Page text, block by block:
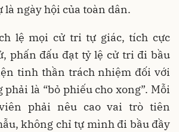
là ngày hội của toàn dân.
lệ mọi cử tri tự giác, tích cực
phấn đấu đạt tỷ lệ cử tri đi bầu
tinh thần trách nhiệm đối với
phải là “bỏ phiếu cho xong”. Mỗi
phải nêu cao vai trò tiên
không chỉ tự mình đi bầu đầy